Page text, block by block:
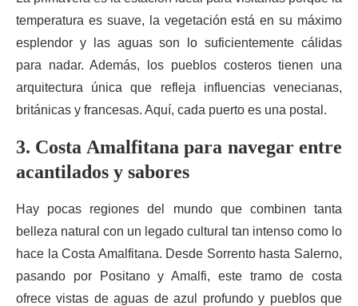
temperatura es suave, la vegetación está en su máximo
esplendor y las aguas son lo suficientemente cálidas
para nadar. Además, los pueblos costeros tienen una
arquitectura única que refleja influencias venecianas,
británicas y francesas. Aquí, cada puerto es una postal.
3. Costa Amalfitana para navegar entre
acantilados y sabores
Hay pocas regiones del mundo que combinen tanta
belleza natural con un legado cultural tan intenso como lo
hace la Costa Amalfitana. Desde Sorrento hasta Salerno,
pasando por Positano y Amalfi, este tramo de costa
ofrece vistas de aguas de azul profundo y pueblos que